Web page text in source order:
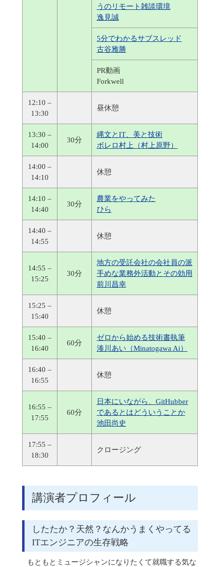
うのリモート雑談環境
逸見誠
5分でわかるサブスレッド
古谷雅勝
PR動画
Forkwell
12:10 –
13:30
昼休憩
13:30 –
14:00
30分
縄文とIT、美と技術
ボレロ村上（村上原野）
14:00 –
14:10
休憩
14:10 –
14:40
30分
農業をやってみた
ひら
14:40 –
14:55
休憩
14:55 –
15:25
30分
地方の受託会社の会社員の派
手めな業務外活動とその効用
前川昌幸
15:25 –
15:40
休憩
15:40 –
16:40
60分
ゼロから始める技術書執筆
湊川あい（Minatogawa Ai）
16:40 –
16:55
休憩
16:55 –
17:55
60分
日本にいながら、GitHubber
であるとはどういうことか
池田尚史
17:55 –
18:30
クロージング
講演者プロフィール
したたか？天然？なんかうまくやってる
ITエンジニアの生存戦略
もともとミュージシャンになりたくて就職する気な